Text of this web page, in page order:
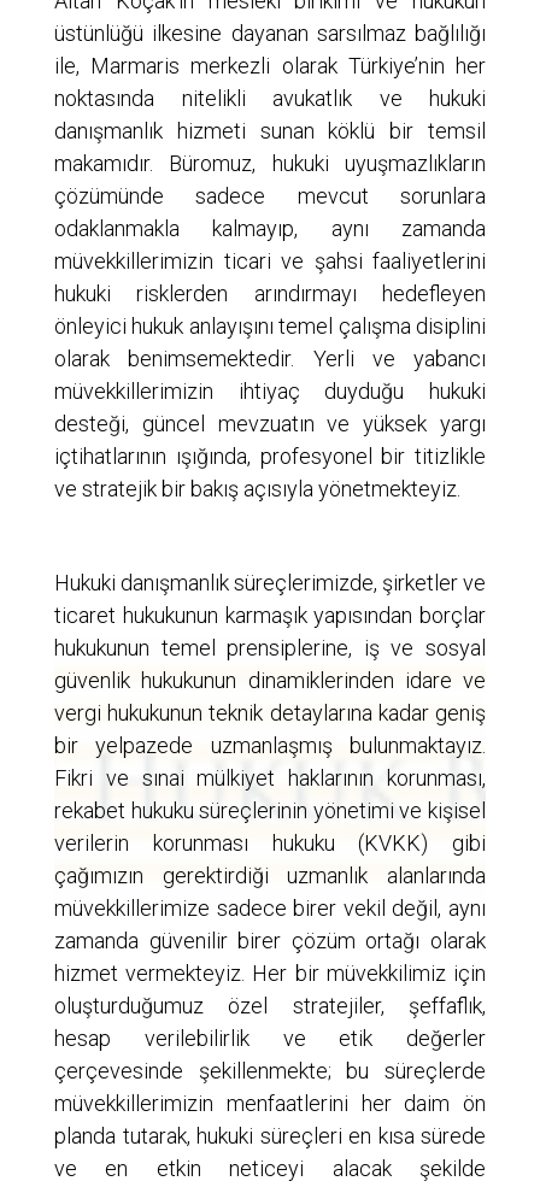
üstünlüğü ilkesine dayanan sarsılmaz bağlılığı
ile, Marmaris merkezli olarak Türkiye’nin her
noktasında nitelikli avukatlık ve hukuki
danışmanlık hizmeti sunan köklü bir temsil
makamıdır. Büromuz, hukuki uyuşmazlıkların
çözümünde sadece mevcut sorunlara
odaklanmakla kalmayıp, aynı zamanda
müvekkillerimizin ticari ve şahsi faaliyetlerini
hukuki risklerden arındırmayı hedefleyen
önleyici hukuk anlayışını temel çalışma disiplini
olarak benimsemektedir. Yerli ve yabancı
müvekkillerimizin ihtiyaç duyduğu hukuki
desteği, güncel mevzuatın ve yüksek yargı
içtihatlarının ışığında, profesyonel bir titizlikle
ve stratejik bir bakış açısıyla yönetmekteyiz.
Hukuki danışmanlık süreçlerimizde, şirketler ve
ticaret hukukunun karmaşık yapısından borçlar
hukukunun temel prensiplerine, iş ve sosyal
güvenlik hukukunun dinamiklerinden idare ve
vergi hukukunun teknik detaylarına kadar geniş
bir yelpazede uzmanlaşmış bulunmaktayız.
Fikri ve sınai mülkiyet haklarının korunması,
rekabet hukuku süreçlerinin yönetimi ve kişisel
verilerin korunması hukuku (KVKK) gibi
çağımızın gerektirdiği uzmanlık alanlarında
müvekkillerimize sadece birer vekil değil, aynı
zamanda güvenilir birer çözüm ortağı olarak
hizmet vermekteyiz. Her bir müvekkilimiz için
oluşturduğumuz özel stratejiler, şeffaflık,
hesap verilebilirlik ve etik değerler
çerçevesinde şekillenmekte; bu süreçlerde
müvekkillerimizin menfaatlerini her daim ön
planda tutarak, hukuki süreçleri en kısa sürede
ve en etkin neticeyi alacak şekilde